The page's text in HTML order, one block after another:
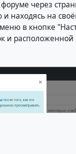
через
находясь на
в кнопке
и расположенной